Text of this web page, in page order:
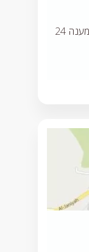
מחפש מנעולן בחשמונאים? אנחנו נותנים מענה 24